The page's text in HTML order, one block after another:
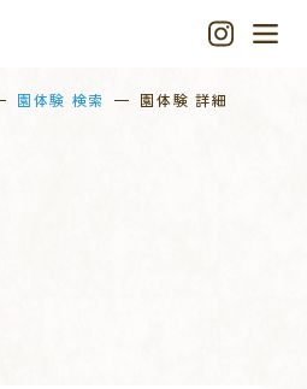
園体験 検索 園体験 詳細